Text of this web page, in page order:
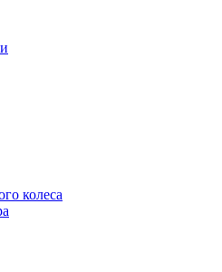
колеса